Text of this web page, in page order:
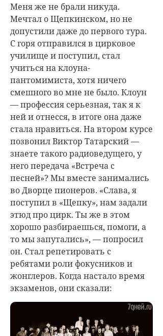
Меня же не брали никуда.
Мечтал о Щепкинском, но не
допустили даже до первого тура.
С горя отправился в цирковое
училище и поступил, стал
учиться на клоуна-
пантомимиста, хотя ничего
смешного во мне не было. Клоун
— профессия серьезная, так я к
ней и отнесся, в итоге она даже
стала нравиться. На втором курсе
позвонил Виктор Татарский —
знаете такого радиоведущего, у
него передача «Встреча с
песней»? Мы вместе занимались
во Дворце пионеров. «Слава, я
поступил в «Щепку», нам задали
этюд про цирк. Ты же в этом
хорошо разбираешься, помоги, а
то мы запутались», — попросил
он. Стал репетировать с
ребятами роли фокусников и
жонглеров. Когда настало время
экзаменов, они сказали: